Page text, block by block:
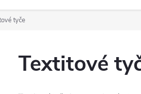
tyče
Textitové